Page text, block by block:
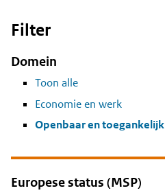
Filter
Domein
Toon alle
Economie en werk
Openbaar en toegankelijk
Europese status (MSP)